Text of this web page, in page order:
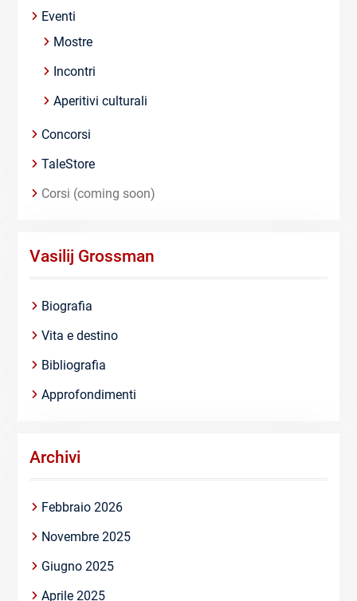
Eventi
Mostre
Incontri
Aperitivi culturali
Concorsi
TaleStore
Corsi (coming soon)
Vasilij Grossman
Biografia
Vita e destino
Bibliografia
Approfondimenti
Archivi
Febbraio 2026
Novembre 2025
Giugno 2025
Aprile 2025